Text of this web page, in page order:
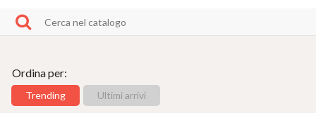
Ordina per:
Trending Ultimi arrivi